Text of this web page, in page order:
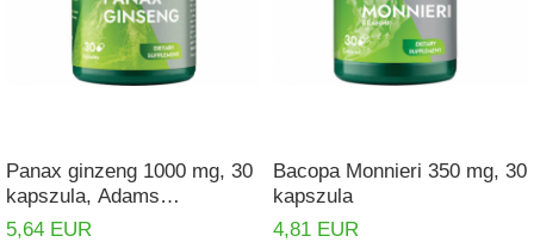
Panax ginzeng 1000 mg, 30
kapszula, Adams
Supplements
5,64 EUR
Bacopa Monnieri 350 mg, 30
kapszula
4,81 EUR